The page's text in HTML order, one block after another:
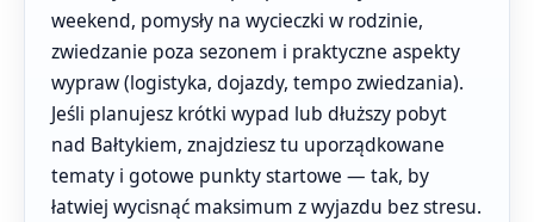
weekend, pomysły na wycieczki w rodzinie,
zwiedzanie poza sezonem i praktyczne aspekty
wypraw (logistyka, dojazdy, tempo zwiedzania).
Jeśli planujesz krótki wypad lub dłuższy pobyt
nad Bałtykiem, znajdziesz tu uporządkowane
tematy i gotowe punkty startowe — tak, by
łatwiej wycisnąć maksimum z wyjazdu bez stresu.